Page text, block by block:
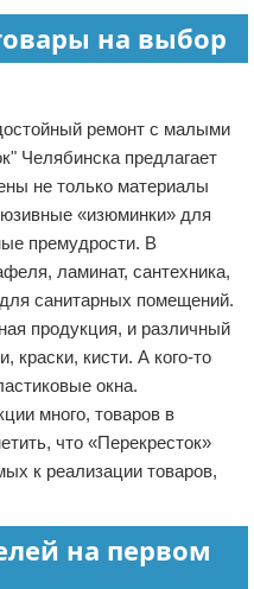
на выбор
ремонт с малыми
Челябинска предлагает
не только материалы
«изюминки» для
премудрости. В
ламинат, сантехника,
санитарных помещений.
продукция, и различный
краски, кисти. А кого-то
окна.
много, товаров в
что «Перекресток»
к реализации товаров,
на первом